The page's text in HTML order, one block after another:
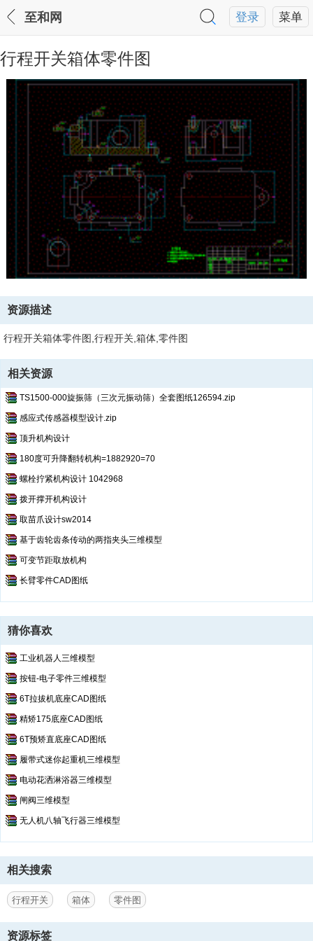
菜单
登录
至和网
行程开关箱体零件图
资源描述
行程开关箱体零件图,行程开关,箱体,零件图
相关资源
TS1500-000旋振筛（三次元振动筛）全套图纸126594.zip
感应式传感器模型设计.zip
顶升机构设计
180度可升降翻转机构=1882920=70
螺栓拧紧机构设计 1042968
拨开撑开机构设计
取苗爪设计sw2014
基于齿轮齿条传动的两指夹头三维模型
可变节距取放机构
长臂零件CAD图纸
猜你喜欢
工业机器人三维模型
按钮-电子零件三维模型
6T拉拔机底座CAD图纸
精矫175底座CAD图纸
6T预矫直底座CAD图纸
履带式迷你起重机三维模型
电动花洒淋浴器三维模型
闸阀三维模型
无人机八轴飞行器三维模型
相关搜索
行程开关 箱体 零件图
资源标签